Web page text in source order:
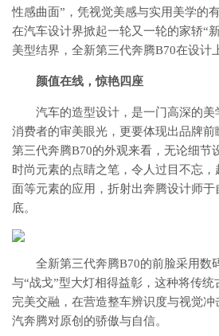
性感曲面”，凭视觉美感与实用美学的
在汽车设计界掀起一轮又一轮的家轿“
美型结界，全新第三代奔腾B70在设计
颜值在线，惊艳四座
汽车的造型设计，是一门高深的美
消费者的审美眼光，更要体现出品牌
第三代奔腾B70的外观来看，无论细节
时尚元素的点睛之笔，令人过目不忘
面等元素的应用，折射出奔腾设计师
底。
全新第三代奔腾B70的前脸采用数
与“战戈”型大灯相得益彰，这种将传
完美交融，在营造整车辨识度与视觉
汽奔腾对原创的骄傲与自信。